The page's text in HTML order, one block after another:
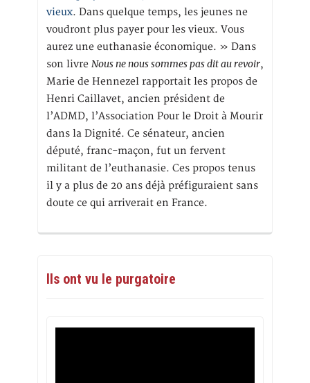
vieux. Dans quelque temps, les jeunes ne
voudront plus payer pour les vieux. Vous
aurez une euthanasie économique. » Dans
son livre Nous ne nous sommes pas dit au revoir,
Marie de Hennezel rapportait les propos de
Henri Caillavet, ancien président de
l’ADMD, l’Association Pour le Droit à Mourir
dans la Dignité. Ce sénateur, ancien
député, franc-maçon, fut un fervent
militant de l’euthanasie. Ces propos tenus
il y a plus de 20 ans déjà préfiguraient sans
doute ce qui arriverait en France.
Ils ont vu le purgatoire